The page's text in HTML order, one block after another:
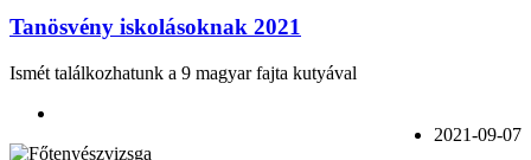
Tanösvény iskolásoknak 2021
Ismét találkozhatunk a 9 magyar fajta kutyával
2021-09-07